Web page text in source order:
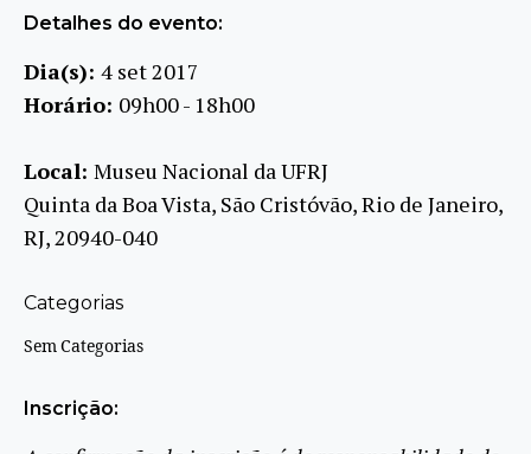
Detalhes do evento:
Dia(s): 4 set 2017
Horário: 09h00 - 18h00
Local: Museu Nacional da UFRJ
Quinta da Boa Vista, São Cristóvão, Rio de Janeiro,
RJ, 20940-040
Categorias
Sem Categorias
Inscrição: